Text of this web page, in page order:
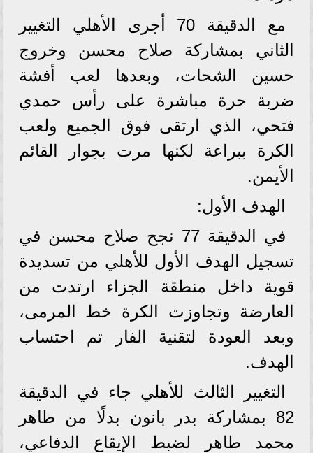
مع الدقيقة 70 أجرى الأهلي التغيير
الثاني بمشاركة صلاح محسن وخروج
حسين الشحات، وبعدها لعب أفشة
ضربة حرة مباشرة على رأس حمدي
فتحي، الذي ارتقى فوق الجميع ولعب
الكرة ببراعة لكنها مرت بجوار القائم
الأيمن.
الهدف الأول:
في الدقيقة 77 نجح صلاح محسن في
تسجيل الهدف الأول للأهلي من تسديدة
قوية داخل منطقة الجزاء ارتدت من
العارضة وتجاوزت الكرة خط المرمى،
وبعد العودة لتقنية الفار تم احتساب
الهدف.
التغيير الثالث للأهلي جاء في الدقيقة
82 بمشاركة بدر بانون بدلًا من طاهر
محمد طاهر لضبط الإيقاع الدفاعي،